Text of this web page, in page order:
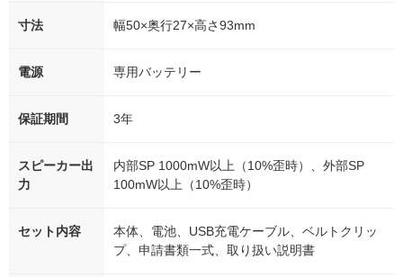
寸法 幅50×奥行27×高さ93mm
電源 専用バッテリー
保証期間 3年
スピーカー出
力
内部SP 1000mW以上（10%歪時）、外部SP
100mW以上（10%歪時）
セット内容
本体、電池、USB充電ケーブル、ベルトクリッ
プ、申請書類一式、取り扱い説明書